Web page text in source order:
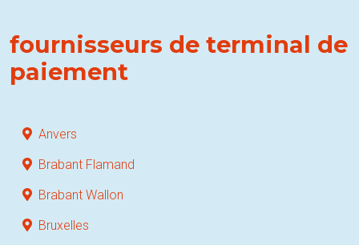
fournisseurs de terminal de
paiement
Anvers
Brabant Flamand
Brabant Wallon
Bruxelles